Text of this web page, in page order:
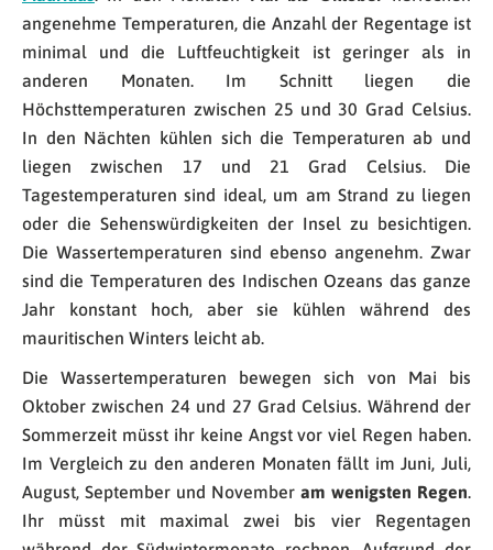
angenehme Temperaturen, die Anzahl der Regentage ist
minimal und die Luftfeuchtigkeit ist geringer als in
anderen Monaten. Im Schnitt liegen die
Höchsttemperaturen zwischen 25 und 30 Grad Celsius.
In den Nächten kühlen sich die Temperaturen ab und
liegen zwischen 17 und 21 Grad Celsius. Die
Tagestemperaturen sind ideal, um am Strand zu liegen
oder die Sehenswürdigkeiten der Insel zu besichtigen.
Die Wassertemperaturen sind ebenso angenehm. Zwar
sind die Temperaturen des Indischen Ozeans das ganze
Jahr konstant hoch, aber sie kühlen während des
mauritischen Winters leicht ab.
Die Wassertemperaturen bewegen sich von Mai bis
Oktober zwischen 24 und 27 Grad Celsius. Während der
Sommerzeit müsst ihr keine Angst vor viel Regen haben.
Im Vergleich zu den anderen Monaten fällt im Juni, Juli,
August, September und November am wenigsten Regen.
Ihr müsst mit maximal zwei bis vier Regentagen